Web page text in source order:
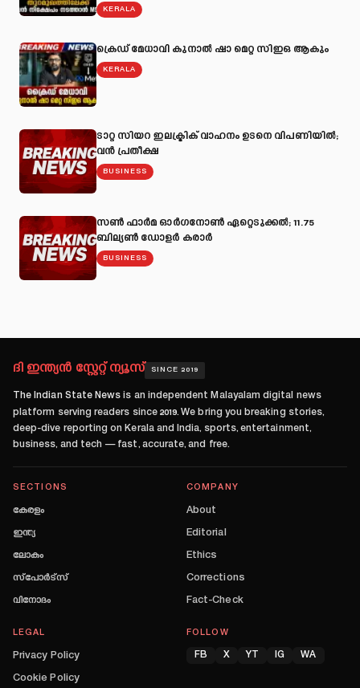
KERALA
ക്രെഡ് മേധാവി കുനാൽ ഷാ മെറ്റ സിഇഒ ആകും
KERALA
ടാറ്റ സിയറ ഇലക്ട്രിക് വാഹനം ഉടനെ വിപണിയിൽ;
വൻ പ്രതീക്ഷ
BUSINESS
സൺ ഫാർമ ഓർഗനോൺ ഏറ്റെടുക്കൽ; 11.75
ബില്യൺ ഡോളർ കരാർ
BUSINESS
ദി ഇന്ത്യൻ സ്റ്റേറ്റ് ന്യൂസ് SINCE 2019
The Indian State News is an independent Malayalam digital news
platform serving readers since 2019. We bring you breaking stories,
deep-dive reporting on Kerala and India, sports, entertainment,
business, and tech — fast, accurate, and free.
SECTIONS
കേരളം
ഇന്ത്യ
ലോകം
സ്പോർട്സ്
വിനോദം
COMPANY
About
Editorial
Ethics
Corrections
Fact-Check
LEGAL
Privacy Policy
Cookie Policy
FOLLOW
FB X YT IG WA